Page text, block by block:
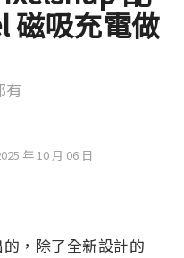
磁吸充電做
有
年 10 月 06 日
，除了全新設計的